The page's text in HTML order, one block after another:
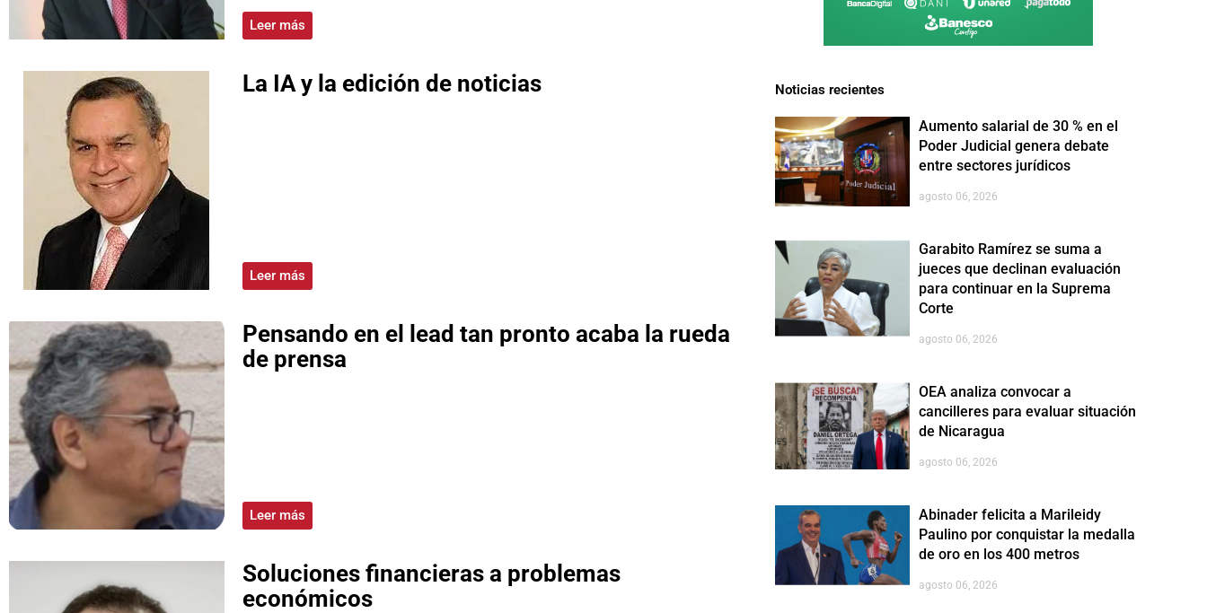
Leer más
La IA y la edición de noticias
Leer más
Pensando en el lead tan pronto acaba la rueda
de prensa
Leer más
Soluciones financieras a problemas
económicos
Noticias recientes
Aumento salarial de 30 % en el
Poder Judicial genera debate
entre sectores jurídicos
agosto 06, 2026
Garabito Ramírez se suma a
jueces que declinan evaluación
para continuar en la Suprema
Corte
agosto 06, 2026
OEA analiza convocar a
cancilleres para evaluar situación
de Nicaragua
agosto 06, 2026
Abinader felicita a Marileidy
Paulino por conquistar la medalla
de oro en los 400 metros
agosto 06, 2026